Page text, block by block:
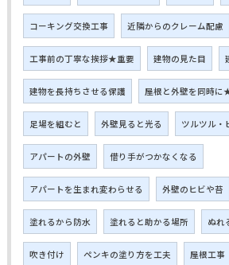
コーキング交換工事 近隣からのクレーム配慮
工事前の丁寧な挨拶★重要 建物の見た目
建物を長持ちさせる保護 屋根と外壁を同時に
足場を組むと 外壁見ると光る ツルツル・
アパートの外壁 借り手がつかなくなる
アパートを生まれ変わらせる 外壁のヒビや苔
塗れるから防水 塗れると助かる場所 ぬれ
吹き付け ペンキの塗り方を工夫 屋根工事